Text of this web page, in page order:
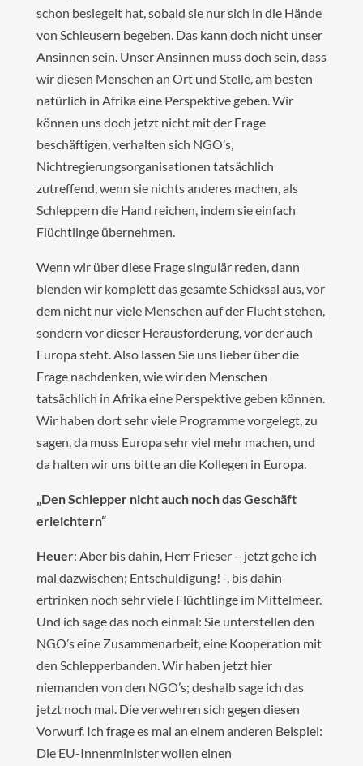
schon besiegelt hat, sobald sie nur sich in die Hände
von Schleusern begeben. Das kann doch nicht unser
Ansinnen sein. Unser Ansinnen muss doch sein, dass
wir diesen Menschen an Ort und Stelle, am besten
natürlich in Afrika eine Perspektive geben. Wir
können uns doch jetzt nicht mit der Frage
beschäftigen, verhalten sich NGO’s,
Nichtregierungsorganisationen tatsächlich
zutreffend, wenn sie nichts anderes machen, als
Schleppern die Hand reichen, indem sie einfach
Flüchtlinge übernehmen.
Wenn wir über diese Frage singulär reden, dann
blenden wir komplett das gesamte Schicksal aus, vor
dem nicht nur viele Menschen auf der Flucht stehen,
sondern vor dieser Herausforderung, vor der auch
Europa steht. Also lassen Sie uns lieber über die
Frage nachdenken, wie wir den Menschen
tatsächlich in Afrika eine Perspektive geben können.
Wir haben dort sehr viele Programme vorgelegt, zu
sagen, da muss Europa sehr viel mehr machen, und
da halten wir uns bitte an die Kollegen in Europa.
„Den Schlepper nicht auch noch das Geschäft
erleichtern“
Heuer: Aber bis dahin, Herr Frieser – jetzt gehe ich
mal dazwischen; Entschuldigung! -, bis dahin
ertrinken noch sehr viele Flüchtlinge im Mittelmeer.
Und ich sage das noch einmal: Sie unterstellen den
NGO’s eine Zusammenarbeit, eine Kooperation mit
den Schlepperbanden. Wir haben jetzt hier
niemanden von den NGO’s; deshalb sage ich das
jetzt noch mal. Die verwehren sich gegen diesen
Vorwurf. Ich frage es mal an einem anderen Beispiel:
Die EU-Innenminister wollen einen